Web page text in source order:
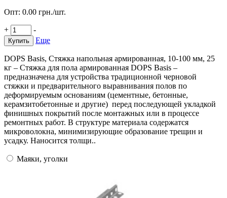
Опт: 0.00 грн./шт.
+ -
Купить Еще
DOPS Basis, Стяжка напольная армированная, 10-100 мм, 25
кг – Стяжка для пола армированная DOPS Basis –
предназначена для устройства традиционной черновой
стяжки и предварительного выравнивания полов по
деформируемым основаниям (цементные, бетонные,
керамзитобетонные и другие) перед последующей укладкой
финишных покрытий после монтажных или в процессе
ремонтных работ. В структуре материала содержатся
микроволокна, минимизирующие образование трещин и
усадку. Наносится толщи..
Маяки, уголки